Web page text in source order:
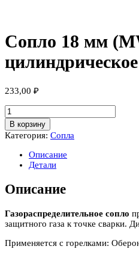
Сопло 18 мм
цилиндрическое
233,00 ₽
Количество
товара
Сопло
18
В корзину
Категория: Сопла
Описание
Детали
Описание
Газораспределительное сопло
защитного газа к точке сварки.
Применяется с горелками: